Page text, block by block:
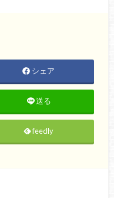
シェア
送る
feedly